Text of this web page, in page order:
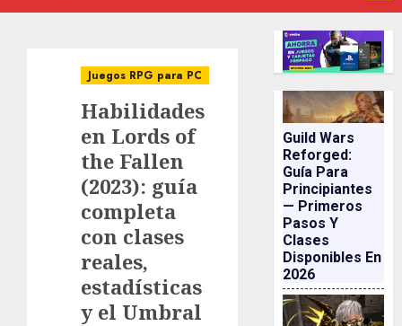
principal
Juegos RPG para PC
Habilidades
en Lords of
the Fallen
(2023): guía
completa
con clases
reales,
estadísticas
y el Umbral
Guild Wars
Reforged:
Guía Para
Principiantes
— Primeros
Pasos Y
Clases
Disponibles En
2026